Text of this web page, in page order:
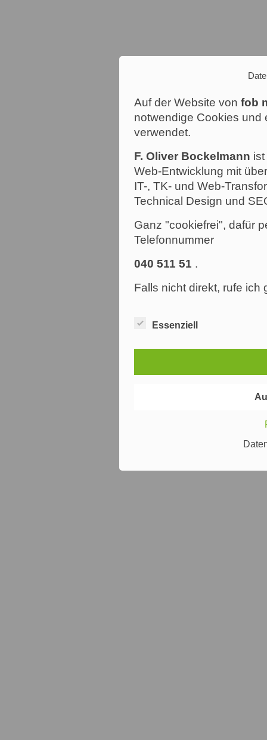
Auf der Website von fob
notwendige Cookies und
verwendet.
F. Oliver Bockelmann
Web-Entwicklung mit
IT-, TK- und Web-
Technical Design und
Ganz "cookiefrei", dafür
Telefonnummer
040 511 51 .
Falls nicht direkt, rufe ich
Essenziell